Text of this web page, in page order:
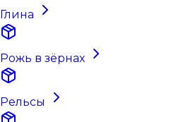
Глина
Рожь в зёрнах
Рельсы